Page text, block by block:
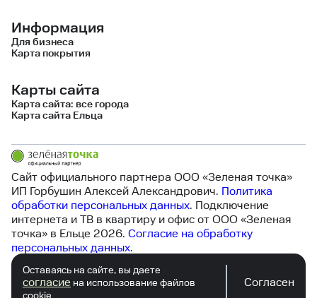
Информация
Для бизнеса
Карта покрытия
Карты сайта
Карта сайта: все города
Карта сайта Ельца
Сайт официального партнера ООО «Зеленая точка»
ИП Горбушин Алексей Александрович. Политика
обработки персональных данных. Подключение
интернета и ТВ в квартиру и офис от ООО «Зеленая
точка» в Ельце 2026. Согласие на обработку
персональных данных.
Copyright © https://zelenaya-pro.ru 2016-2026. Все 18+
Оставаясь на сайте, вы даете
согласие на использование файлов
Согласен